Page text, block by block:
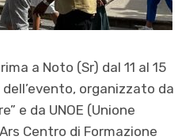
a Noto (Sr) dal 11 al 15
organizzato da
e da UNOE (Unione
Centro di Formazione